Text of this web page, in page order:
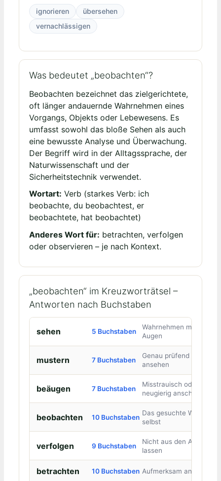
ignorieren
übersehen
vernachlässigen
Was bedeutet „beobachten“?
Beobachten bezeichnet das zielgerichtete,
oft länger andauernde Wahrnehmen eines
Vorgangs, Objekts oder Lebewesens. Es
umfasst sowohl das bloße Sehen als auch
eine bewusste Analyse und Überwachung.
Der Begriff wird in der Alltagssprache, der
Naturwissenschaft und der
Sicherheitstechnik verwendet.
Wortart: Verb (starkes Verb: ich
beobachte, du beobachtest, er
beobachtete, hat beobachtet)
Anderes Wort für: betrachten, verfolgen
oder observieren – je nach Kontext.
„beobachten“ im Kreuzworträtsel –
Antworten nach Buchstaben
sehen 5 Buchstaben
Wahrnehmen mit den
Augen
mustern 7 Buchstaben
Genau prüfend
ansehen
beäugen 7 Buchstaben
Misstrauisch oder
neugierig anschauen
beobachten 10 Buchstaben
Das gesuchte Wort
selbst
verfolgen 9 Buchstaben
Nicht aus den Augen
lassen
betrachten 10 Buchstaben Aufmerksam ansehen